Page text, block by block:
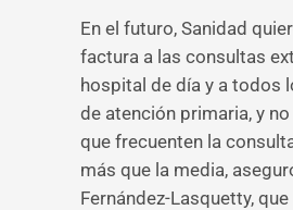
En el futuro, Sanidad
factura a las consultas
hospital de día y a todos
de atención primaria, y
que frecuenten la
más que la media,
Fernández-Lasquetty,